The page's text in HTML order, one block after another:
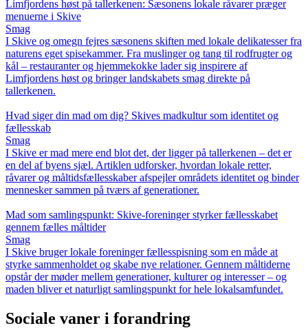
Limfjordens høst på tallerkenen: Sæsonens lokale råvarer præger
menuerne i Skive
Smag
I Skive og omegn fejres sæsonens skiften med lokale delikatesser fra
naturens eget spisekammer. Fra muslinger og tang til rodfrugter og
kål – restauranter og hjemmekokke lader sig inspirere af
Limfjordens høst og bringer landskabets smag direkte på
tallerkenen.
Hvad siger din mad om dig? Skives madkultur som identitet og
fællesskab
Smag
I Skive er mad mere end blot det, der ligger på tallerkenen – det er
en del af byens sjæl. Artiklen udforsker, hvordan lokale retter,
råvarer og måltidsfællesskaber afspejler områdets identitet og binder
mennesker sammen på tværs af generationer.
Mad som samlingspunkt: Skive-foreninger styrker fællesskabet
gennem fælles måltider
Smag
I Skive bruger lokale foreninger fællesspisning som en måde at
styrke sammenholdet og skabe nye relationer. Gennem måltiderne
opstår der møder mellem generationer, kulturer og interesser – og
maden bliver et naturligt samlingspunkt for hele lokalsamfundet.
Sociale vaner i forandring